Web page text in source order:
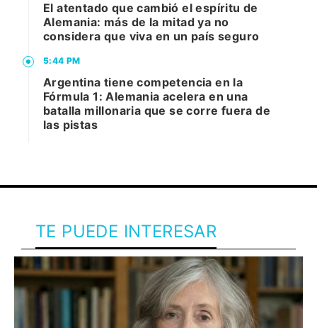
El atentado que cambió el espíritu de
Alemania: más de la mitad ya no
considera que viva en un país seguro
5:44 PM
Argentina tiene competencia en la
Fórmula 1: Alemania acelera en una
batalla millonaria que se corre fuera de
las pistas
TE PUEDE INTERESAR